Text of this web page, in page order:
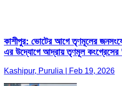
কাশীপুর: ভোটের আগে তৃণমূলের
এর উদ্যোগে আদ্রায় তৃণমূল কংগ্রেসের
Kashipur, Purulia | Feb 19, 2026